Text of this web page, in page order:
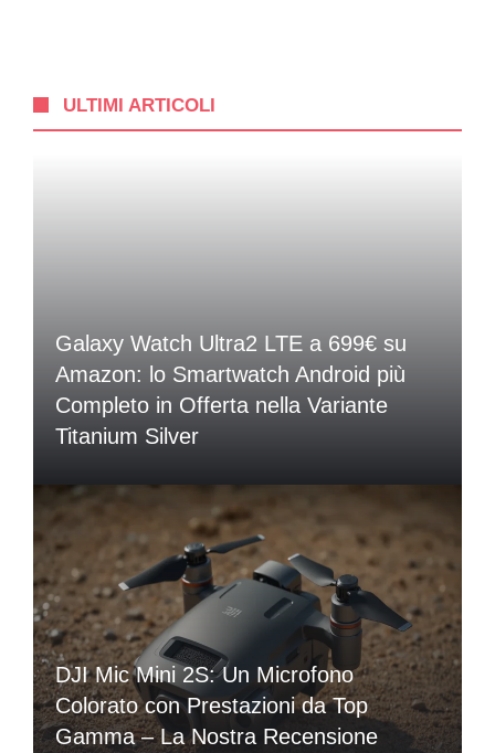
ULTIMI ARTICOLI
Galaxy Watch Ultra2 LTE a 699€ su
Amazon: lo Smartwatch Android più
Completo in Offerta nella Variante
Titanium Silver
DJI Mic Mini 2S: Un Microfono
Colorato con Prestazioni da Top
Gamma – La Nostra Recensione